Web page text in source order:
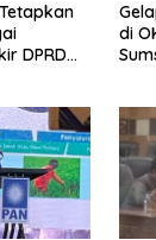
DPRD
di